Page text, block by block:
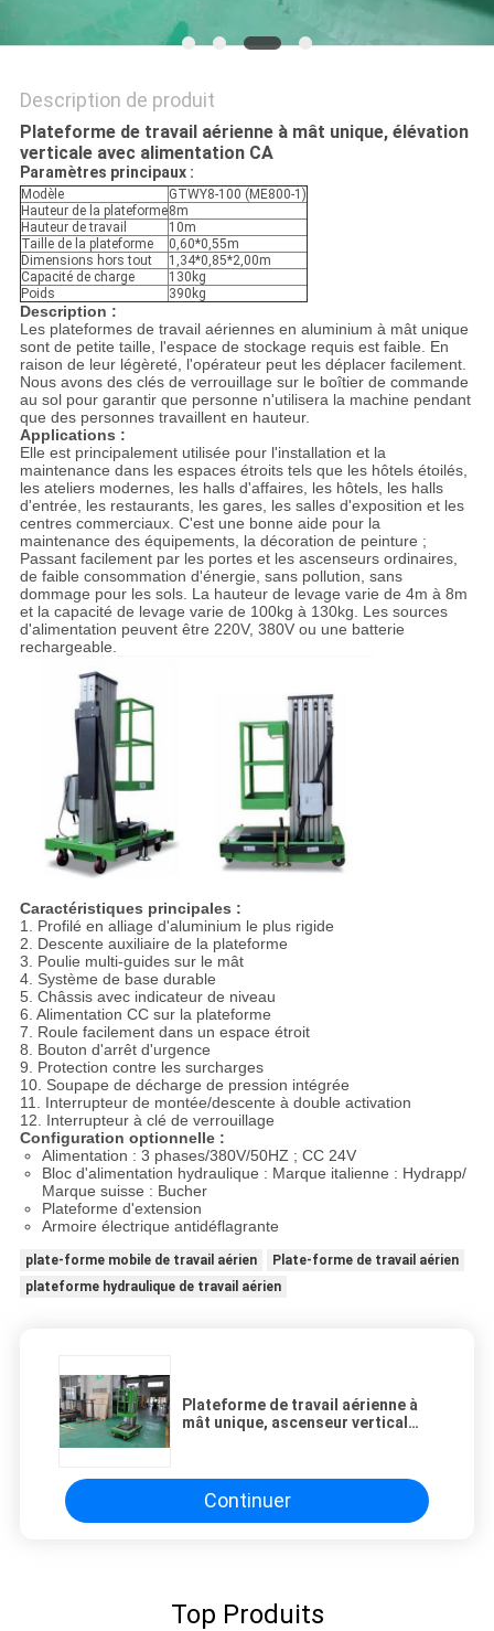
POLITIQUE
DE
CONFIDENTIALITÉ
Description de produit
Plateforme de travail aérienne à mât unique, élévation
verticale avec alimentation CA
Paramètres principaux :
Modèle
GTWY8-100 (ME800-1)
Hauteur de la plateforme8m
Hauteur de travail
10m
Taille de la plateforme
0,60*0,55m
Dimensions hors tout
1,34*0,85*2,00m
Capacité de charge
130kg
Poids
390kg
Description :
Les plateformes de travail aériennes en aluminium à mât unique
sont de petite taille, l'espace de stockage requis est faible. En
raison de leur légèreté, l'opérateur peut les déplacer facilement.
Nous avons des clés de verrouillage sur le boîtier de commande
au sol pour garantir que personne n'utilisera la machine pendant
que des personnes travaillent en hauteur.
Applications :
Elle est principalement utilisée pour l'installation et la
maintenance dans les espaces étroits tels que les hôtels étoilés,
les ateliers modernes, les halls d'affaires, les hôtels, les halls
d'entrée, les restaurants, les gares, les salles d'exposition et les
centres commerciaux. C'est une bonne aide pour la
maintenance des équipements, la décoration de peinture ;
Passant facilement par les portes et les ascenseurs ordinaires,
de faible consommation d'énergie, sans pollution, sans
dommage pour les sols. La hauteur de levage varie de 4m à 8m
et la capacité de levage varie de 100kg à 130kg. Les sources
d'alimentation peuvent être 220V, 380V ou une batterie
rechargeable.
Caractéristiques principales :
1. Profilé en alliage d'aluminium le plus rigide
2. Descente auxiliaire de la plateforme
3. Poulie multi-guides sur le mât
4. Système de base durable
5. Châssis avec indicateur de niveau
6. Alimentation CC sur la plateforme
7. Roule facilement dans un espace étroit
8. Bouton d'arrêt d'urgence
9. Protection contre les surcharges
10. Soupape de décharge de pression intégrée
11. Interrupteur de montée/descente à double activation
12. Interrupteur à clé de verrouillage
Configuration optionnelle :
Alimentation : 3 phases/380V/50HZ ; CC 24V
Bloc d'alimentation hydraulique : Marque italienne : Hydrapp/
Marque suisse : Bucher
Plateforme d'extension
Armoire électrique antidéflagrante
plate-forme mobile de travail aérien
Plate-forme de travail aérien
plateforme hydraulique de travail aérien
Plateforme de travail aérienne à
mât unique, ascenseur vertical
Continuer
Top Produits